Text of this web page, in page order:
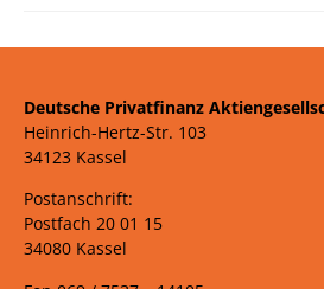
Deutsche Privatfinanz
Heinrich-Hertz-Str. 103
34123 Kassel
Postanschrift:
Postfach 20 01 15
34080 Kassel